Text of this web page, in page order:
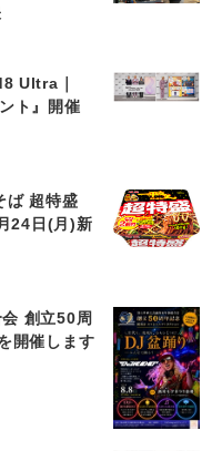
Ultra｜
ト』開催
ば 超特盛
24日(月)新
創立50周
開催します